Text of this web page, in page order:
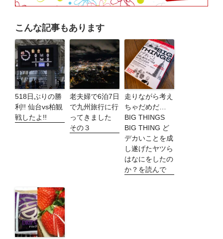
こんな記事もあります
518日ぶりの勝
利!! 仙台vs柏観
戦したよ!!
老夫婦で6泊7日
で九州旅行に行
ってきました
その３
走りながら考え
ちゃだめだ…
BIG THINGS
BIG THING ど
デカいことを成
し遂げたヤツら
はなにをしたの
か？を読んで